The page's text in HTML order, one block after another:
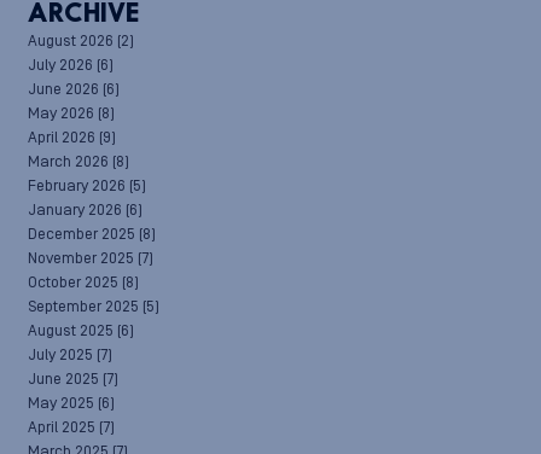
ARCHIVE
August 2026 (2)
July 2026 (6)
June 2026 (6)
May 2026 (8)
April 2026 (9)
March 2026 (8)
February 2026 (5)
January 2026 (6)
December 2025 (8)
November 2025 (7)
October 2025 (8)
September 2025 (5)
August 2025 (6)
July 2025 (7)
June 2025 (7)
May 2025 (6)
April 2025 (7)